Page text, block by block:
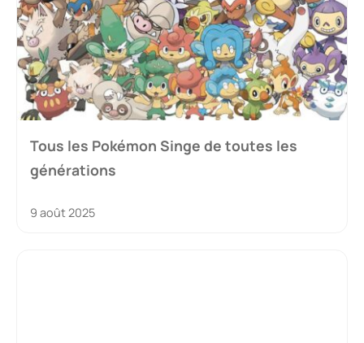
Tous les Pokémon Singe de toutes les
générations
9 août 2025